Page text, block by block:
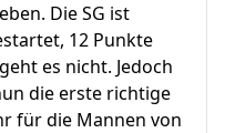
Die SG ist
12 Punkte
es nicht. Jedoch
die erste richtige
für die Mannen von